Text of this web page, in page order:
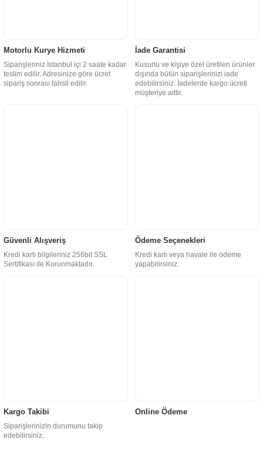
Motorlu Kurye Hizmeti
Siparişleriniz İstanbul içi 2 saate kadar
teslim edilir. Adresinize göre ücret
sipariş sonrası tahsil edilir.
İade Garantisi
Kusurlu ve kişiye özel üretilen ürünler
dışında bütün siparişlerinizi iade
edebilirsiniz. İadelerde kargo ücreti
müşteriye aittir.
Güvenli Alışveriş
Kredi kartı bilgileriniz 256bit SSL
Sertifikası ile Korunmaktadır.
Ödeme Seçenekleri
Kredi kartı veya havale ile ödeme
yapabilirsiniz.
Kargo Takibi
Siparişlerinizin durumunu takip
edebilirsiniz.
Online Ödeme